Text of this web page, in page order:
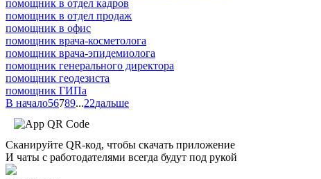
помощник в отдел кадров
помощник в отдел продаж
помощник в офис
помощник врача-косметолога
помощник врача-эпидемиолога
помощник генерального директора
помощник геодезиста
помощник ГИПа
В начало56789...22дальше
Сканируйте QR-код, чтобы скачать приложение
И чаты с работодателями всегда будут под рукой